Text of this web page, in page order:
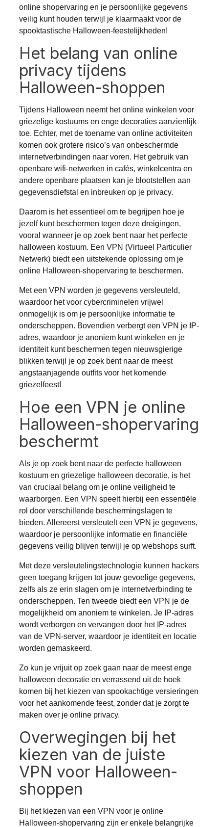
online shopervaring en je persoonlijke gegevens
veilig kunt houden terwijl je klaarmaakt voor de
spooktastische Halloween-feestelijkheden!
Het belang van online
privacy tijdens
Halloween-shoppen
Tijdens Halloween neemt het online winkelen voor
griezelige kostuums en enge decoraties aanzienlijk
toe. Echter, met de toename van online activiteiten
komen ook grotere risico’s van onbeschermde
internetverbindingen naar voren. Het gebruik van
openbare wifi-netwerken in cafés, winkelcentra en
andere openbare plaatsen kan je blootstellen aan
gegevensdiefstal en inbreuken op je privacy.
Daarom is het essentieel om te begrijpen hoe je
jezelf kunt beschermen tegen deze dreigingen,
vooral wanneer je op zoek bent naar het perfecte
halloween kostuum. Een VPN (Virtueel Particulier
Netwerk) biedt een uitstekende oplossing om je
online Halloween-shopervaring te beschermen.
Met een VPN worden je gegevens versleuteld,
waardoor het voor cybercriminelen vrijwel
onmogelijk is om je persoonlijke informatie te
onderscheppen. Bovendien verbergt een VPN je IP-
adres, waardoor je anoniem kunt winkelen en je
identiteit kunt beschermen tegen nieuwsgierige
blikken terwijl je op zoek bent naar de meest
angstaanjagende outfits voor het komende
griezelfeest!
Hoe een VPN je online
Halloween-shopervaring
beschermt
Als je op zoek bent naar de perfecte halloween
kostuum en griezelige halloween decoratie, is het
van cruciaal belang om je online veiligheid te
waarborgen. Een VPN speelt hierbij een essentiële
rol door verschillende beschermingslagen te
bieden. Allereerst versleutelt een VPN je gegevens,
waardoor je persoonlijke informatie en financiële
gegevens veilig blijven terwijl je op webshops surft.
Met deze versleutelingstechnologie kunnen hackers
geen toegang krijgen tot jouw gevoelige gegevens,
zelfs als ze erin slagen om je internetverbinding te
onderscheppen. Ten tweede biedt een VPN je de
mogelijkheid om anoniem te winkelen. Je IP-adres
wordt verborgen en vervangen door het IP-adres
van de VPN-server, waardoor je identiteit en locatie
worden gemaskeerd.
Zo kun je vrijuit op zoek gaan naar de meest enge
halloween decoratie en verrassend uit de hoek
komen bij het kiezen van spookachtige versieringen
voor het aankomende feest, zonder dat je zorgt te
maken over je online privacy.
Overwegingen bij het
kiezen van de juiste
VPN voor Halloween-
shoppen
Bij het kiezen van een VPN voor je online
Halloween-shopervaring zijn er enkele belangrijke